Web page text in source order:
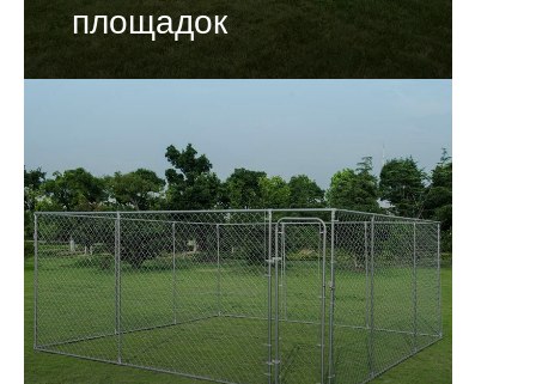
площадок